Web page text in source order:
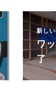
新し
ワ
了